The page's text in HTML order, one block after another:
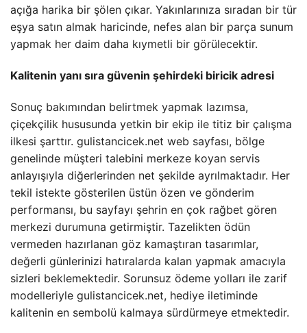
açığa harika bir şölen çıkar. Yakınlarınıza sıradan bir tür
eşya satın almak haricinde, nefes alan bir parça sunum
yapmak her daim daha kıymetli bir görülecektir.
Kalitenin yanı sıra güvenin şehirdeki biricik adresi
Sonuç bakımından belirtmek yapmak lazımsa,
çiçekçilik hususunda yetkin bir ekip ile titiz bir çalışma
ilkesi şarttır. gulistancicek.net web sayfası, bölge
genelinde müşteri talebini merkeze koyan servis
anlayışıyla diğerlerinden net şekilde ayrılmaktadır. Her
tekil istekte gösterilen üstün özen ve gönderim
performansı, bu sayfayı şehrin en çok rağbet gören
merkezi durumuna getirmiştir. Tazelikten ödün
vermeden hazırlanan göz kamaştıran tasarımlar,
değerli günlerinizi hatıralarda kalan yapmak amacıyla
sizleri beklemektedir. Sorunsuz ödeme yolları ile zarif
modelleriyle gulistancicek.net, hediye iletiminde
kalitenin en sembolü kalmaya sürdürmeye etmektedir.